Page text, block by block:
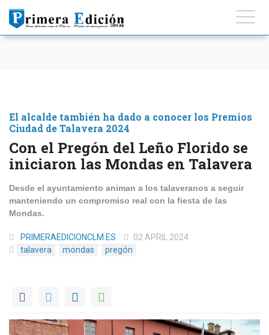
El alcalde también ha dado a conocer los Premios
Ciudad de Talavera 2024
Con el Pregón del Leño Florido se
iniciaron las Mondas en Talavera
Desde el ayuntamiento animan a los talaveranos a seguir
manteniendo un compromiso real con la fiesta de las
Mondas.
PRIMERAEDICIONCLM.ES
02 APRIL 2024
talavera
mondas pregón